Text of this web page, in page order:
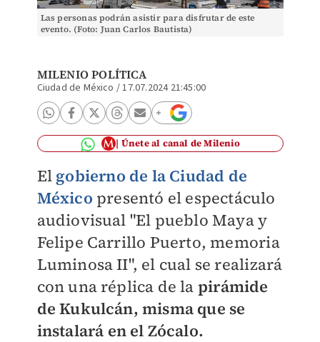
Las personas podrán asistir para disfrutar de este
evento. (Foto: Juan Carlos Bautista)
MILENIO POLÍTICA
Ciudad de México /17.07.2024 21:45:00
Únete al canal de Milenio
El gobierno de la Ciudad de
México presentó el espectáculo
audiovisual "El pueblo Maya y
Felipe Carrillo Puerto, memoria
Luminosa II", el cual se realizará
con una réplica de la pirámide
de Kukulcán, misma que se
instalará en el Zócalo.